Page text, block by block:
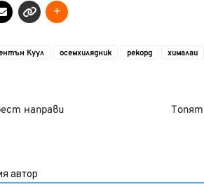
Куул осемхилядник рекорд хималаи
направи
автор